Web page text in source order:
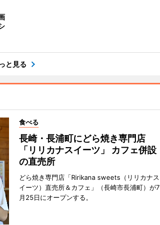
と見る
食べる
長崎・長浦町にどら焼き専門店
「リリカナスイーツ」 カフェ併設
の直売所
どら焼き専門店「Ririkana sweets（リリカナス
イーツ）直売所＆カフェ」（長崎市長浦町）が7
月25日にオープンする。